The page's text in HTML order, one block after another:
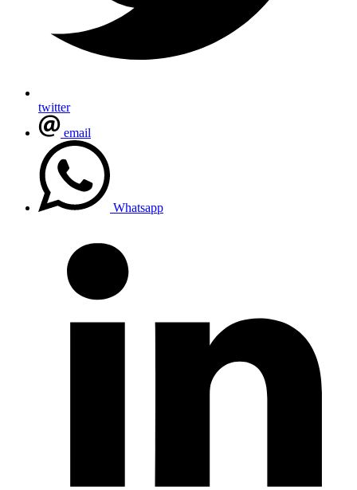
twitter
email
Whatsapp